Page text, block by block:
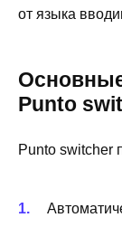
от языка
Punto
Punto switcher